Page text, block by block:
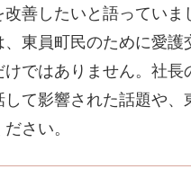
善したいと語っていま
東員町民のために愛護
ではありません。社長
て影響された話題や、
さい。